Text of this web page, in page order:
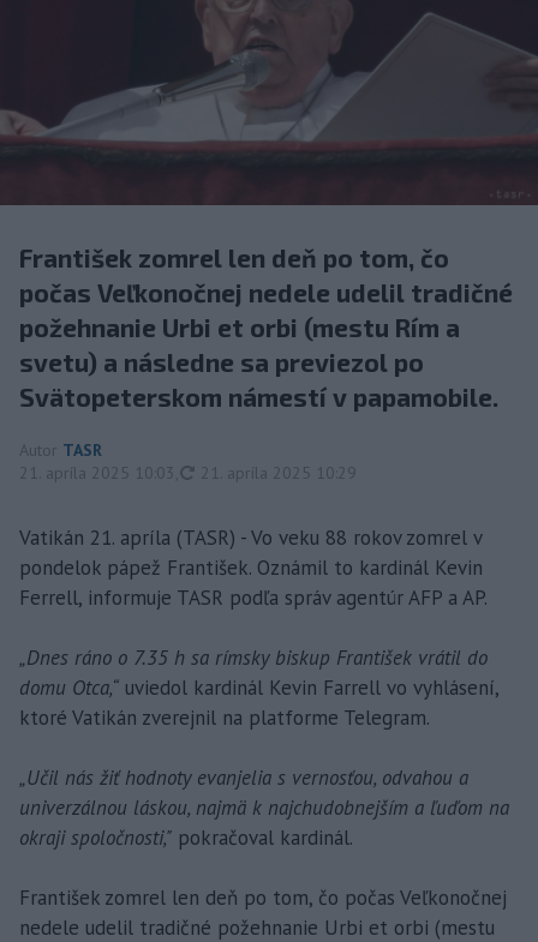
František zomrel len deň po tom, čo
počas Veľkonočnej nedele udelil tradičné
požehnanie Urbi et orbi (mestu Rím a
svetu) a následne sa previezol po
Svätopeterskom námestí v papamobile.
Autor TASR
21. apríla 2025 10:03
aktualizované
21. apríla 2025 10:29
Vatikán 21. apríla (TASR) - Vo veku 88 rokov zomrel v
pondelok pápež František. Oznámil to kardinál Kevin
Ferrell, informuje TASR podľa správ agentúr AFP a AP.
„Dnes ráno o 7.35 h sa rímsky biskup František vrátil do
domu Otca,“ uviedol kardinál Kevin Farrell vo vyhlásení,
ktoré Vatikán zverejnil na platforme Telegram.
„Učil nás žiť hodnoty evanjelia s vernosťou, odvahou a
univerzálnou láskou, najmä k najchudobnejším a ľuďom na
okraji spoločnosti," pokračoval kardinál.
František zomrel len deň po tom, čo počas Veľkonočnej
nedele udelil tradičné požehnanie Urbi et orbi (mestu